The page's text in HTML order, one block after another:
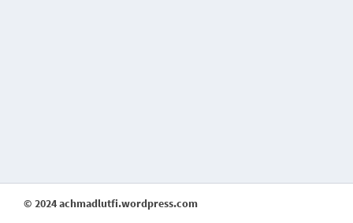
© 2024 achmadlutfi.wordpress.com